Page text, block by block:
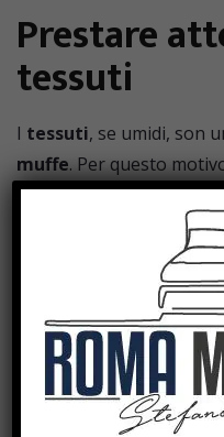
Prestare
tessuti
I tessuti, se umidi, son
muffe. Per questo
vestitie coperte siano
materassi
muffe.Il
assorbire l’umiditàe,
per la salute, dovrebbe
settimane nel verso
Inoltre, soprattutto se si